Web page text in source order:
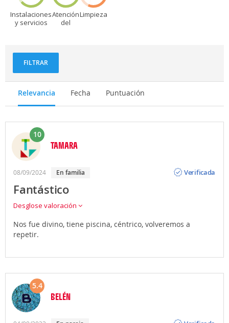
Instalaciones
y servicios
Atención
del
Limpieza
FILTRAR
Relevancia Fecha Puntuación
10
TAMARA
08/09/2024 en familia
Verificada
Fantástico
Desglose valoración
Nos fue divino, tiene piscina, céntrico, volveremos a
repetir.
5.4
BELÉN